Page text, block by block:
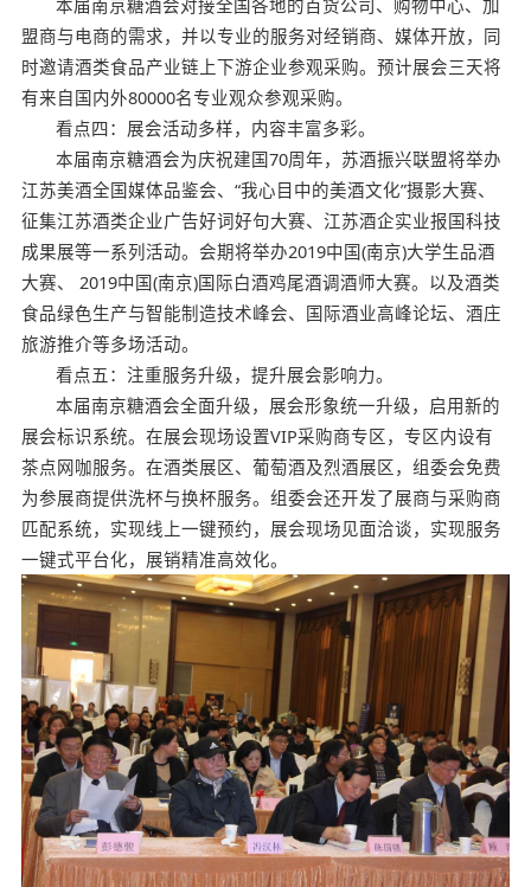
本届南京糖酒会对接全国各地的百货公司、购物中心、加
盟商与电商的需求，并以专业的服务对经销商、媒体开放，同
时邀请酒类食品产业链上下游企业参观采购。预计展会三天将
有来自国内外80000名专业观众参观采购。
看点四：展会活动多样，内容丰富多彩。
本届南京糖酒会为庆祝建国70周年，苏酒振兴联盟将举办
江苏美酒全国媒体品鉴会、“我心目中的美酒文化”摄影大赛、
征集江苏酒类企业广告好词好句大赛、江苏酒企实业报国科技
成果展等一系列活动。会期将举办2019中国(南京)大学生品酒
大赛、 2019中国(南京)国际白酒鸡尾酒调酒师大赛。以及酒类
食品绿色生产与智能制造技术峰会、国际酒业高峰论坛、酒庄
旅游推介等多场活动。
看点五：注重服务升级，提升展会影响力。
本届南京糖酒会全面升级，展会形象统一升级，启用新的
展会标识系统。在展会现场设置VIP采购商专区，专区内设有
茶点网咖服务。在酒类展区、葡萄酒及烈酒展区，组委会免费
为参展商提供洗杯与换杯服务。组委会还开发了展商与采购商
匹配系统，实现线上一键预约，展会现场见面洽谈，实现服务
一键式平台化，展销精准高效化。